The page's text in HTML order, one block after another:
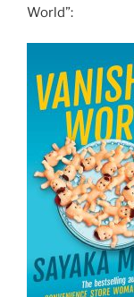
World”: